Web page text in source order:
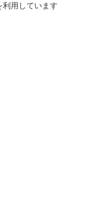
用しています